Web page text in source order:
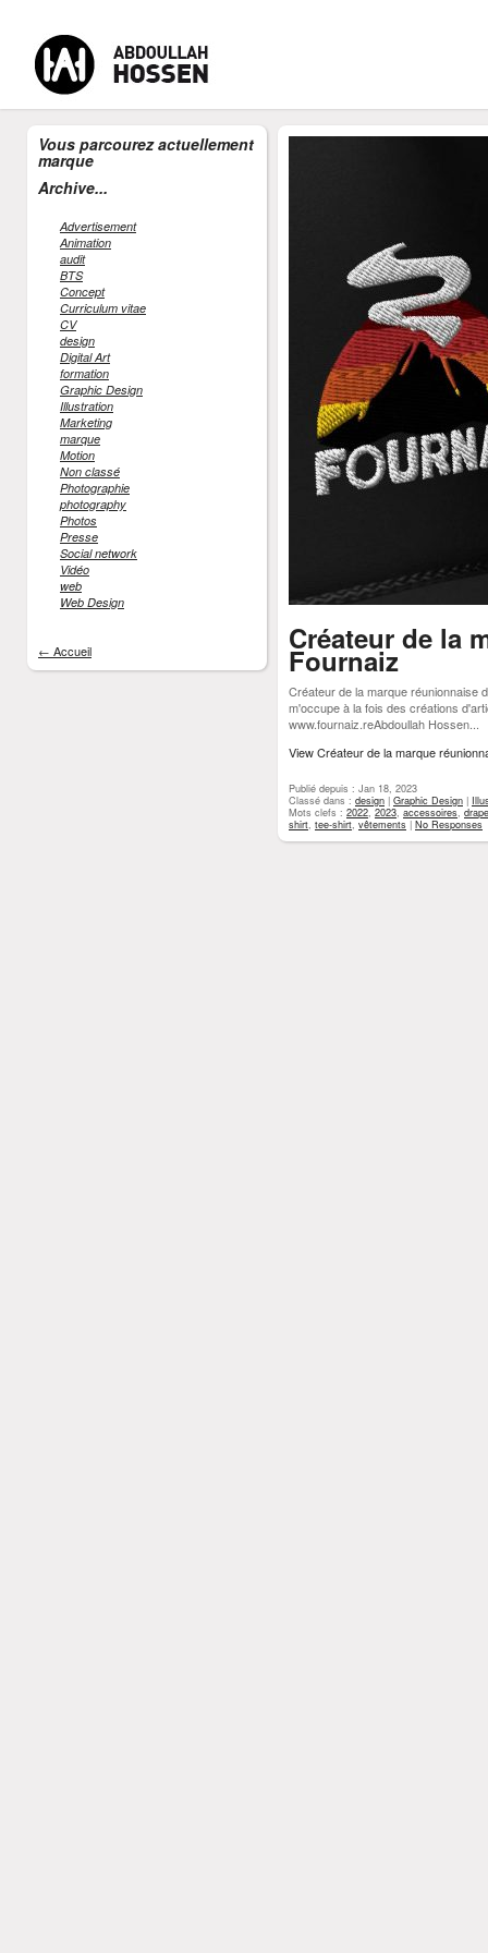
Vous parcourez actuellement
marque
Archive...
Advertisement
Animation
audit
BTS
Concept
Curriculum vitae
CV
design
Digital Art
formation
Graphic Design
Illustration
Marketing
marque
Motion
Non classé
Photographie
photography
Photos
Presse
Social network
Vidéo
web
Web Design
← Accueil Créateur de la
Fournaiz
Créateur de la marque réunionnaise
m'occupe à la fois des créations
www.fournaiz.reAbdoullah Hossen...
View Créateur de la marque
Publié depuis : Jan 18, 2023
Classé dans : design | Graphic Design |
Mots clefs : 2022, 2023, accessoires,
shirt, tee-shirt, vêtements | No Responses